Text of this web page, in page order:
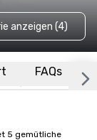
anzeigen (4)
FAQs
5 gemütliche